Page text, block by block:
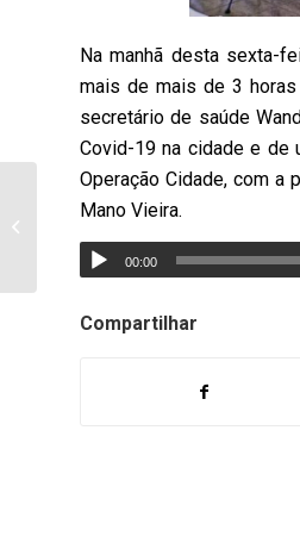
Na manhã desta sexta-
mais de mais de 3
secretário de saúde
Covid-19 na cidade e de
Operação Cidade, com a
Mano Vieira.
00:00
Compartilhar
Primeira reunião do
Conselho Municipal de
Planejamento e Gestão
Territorial...